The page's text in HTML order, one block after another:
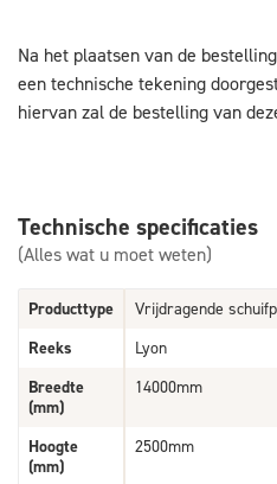
Na het plaatsen van de
een technische tekening
hiervan zal de bestelling van
Technische specificaties
(Alles wat u moet weten)
Producttype
Vrijdragende
Reeks
Lyon
Breedte
(mm)
14000mm
Hoogte
(mm)
2500mm